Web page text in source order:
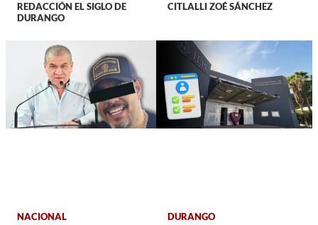
REDACCIÓN EL SIGLO DE
DURANGO
CITLALLI ZOÉ SÁNCHEZ
NACIONAL DURANGO